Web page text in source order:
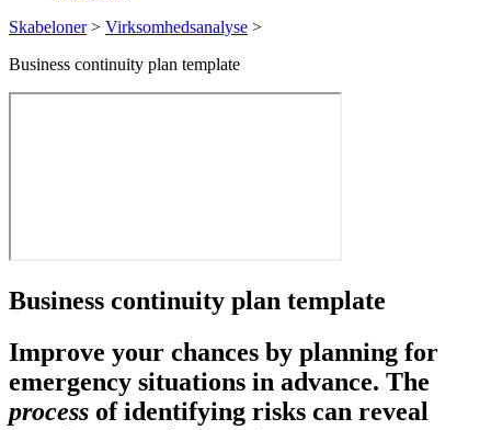
Skabeloner > Virksomhedsanalyse >
Business continuity plan template
Business continuity plan template
Improve your chances by planning for
emergency situations in advance. The
process of identifying risks can reveal